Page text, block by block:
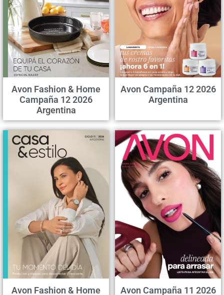
Avon Fashion & Home
Campaña 12 2026
Argentina
Avon Campaña 12 2026
Argentina
Avon Fashion & Home Avon Campaña 11 2026